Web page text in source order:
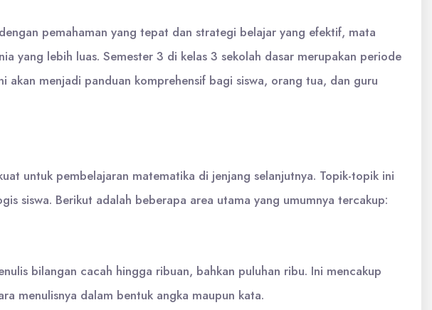
pemahaman yang tepat dan strategi belajar yang efektif, mata
yang lebih luas. Semester 3 di kelas 3 sekolah dasar merupakan periode
menjadi panduan komprehensif bagi siswa, orang tua, dan guru
untuk pembelajaran matematika di jenjang selanjutnya. Topik-topik ini
siswa. Berikut adalah beberapa area utama yang umumnya tercakup:
bilangan cacah hingga ribuan, bahkan puluhan ribu. Ini mencakup
menulisnya dalam bentuk angka maupun kata.